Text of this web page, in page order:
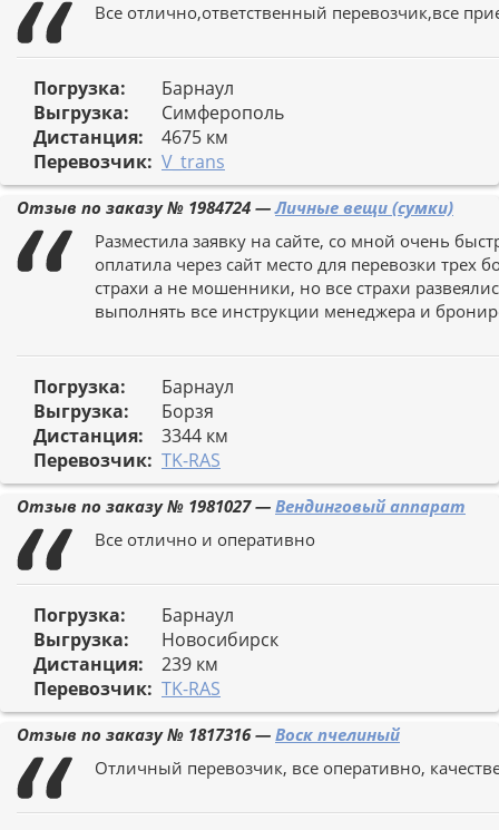
Все отлично,ответственный перевозчик,все
Погрузка:
Барнаул
Выгрузка:
Симферополь
Дистанция:
4675 км
Перевозчик: V_trans
Отзыв по заказу № 1984724 —Личные вещи (сумки)
Разместила заявку на сайте, со мной очень
оплатила через сайт место для перевозки
страхи а не мошенники, но все страхи
выполнять все инструкции менеджера и
Погрузка:
Барнаул
Выгрузка:
Борзя
Дистанция:
3344 км
Перевозчик: TK-RAS
Отзыв по заказу № 1981027— Вендинговый аппарат
Все отлично и оперативно
Погрузка:
Барнаул
Выгрузка:
Новосибирск
Дистанция:
239 км
Перевозчик: TK-RAS
Отзыв по заказу № 1817316— Воск пчелиный
Отличный перевозчик, все оперативно,